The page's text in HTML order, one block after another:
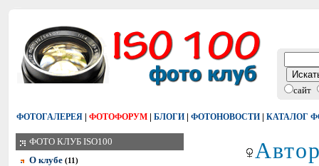
сайт
ФОТОГАЛЕРЕЯ | ФОТОФОРУМ | БЛОГИ | ФОТОНОВОСТИ | КАТАЛОГ
ФОТО КЛУБ ISO100
О клубе (11)